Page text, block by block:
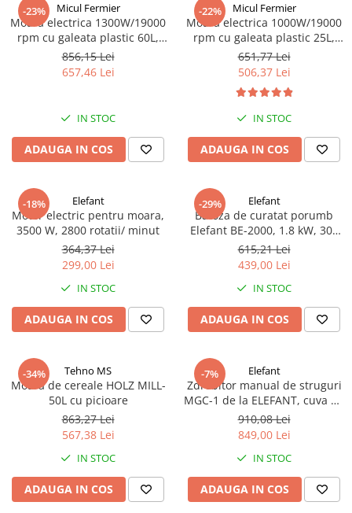
-23% Micul Fermier
Moara electrica 1300W/19000
rpm cu galeata plastic 60L,
Micul Fermier GF-2453
856,15 Lei
657,46 Lei
IN STOC
ADAUGA IN COS
-22% Micul Fermier
Moara electrica 1000W/19000
rpm cu galeata plastic 25L,
Micul Fermier GF-2451
651,77 Lei
506,37 Lei
IN STOC
ADAUGA IN COS
-18% Elefant
Motor electric pentru moara,
3500 W, 2800 rotatii/ minut
364,37 Lei
299,00 Lei
IN STOC
ADAUGA IN COS
-29% Elefant
Batoza de curatat porumb
Elefant BE-2000, 1.8 kW, 300
kg/h, 2850rpm, transmisie
curea
615,21 Lei
439,00 Lei
IN STOC
ADAUGA IN COS
-34% Tehno MS
Moara de cereale HOLZ MILL-
50L cu picioare
863,27 Lei
567,38 Lei
IN STOC
ADAUGA IN COS
-7% Elefant
Zdrobitor manual de struguri
MGC-1 de la ELEFANT, cuva de
55L, tamburi de aluminiu
910,08 Lei
849,00 Lei
IN STOC
ADAUGA IN COS